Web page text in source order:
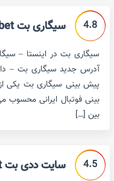
4.8 سیگاری بت sigaribet
سیگاری بت در اینستا –
آدرس جدید سیگاری بت –
پیش بینی سیگاری بت یکی
بینی فوتبال ایرانی محسوب
بین […]
4.5 سایت ددی بت dadybet